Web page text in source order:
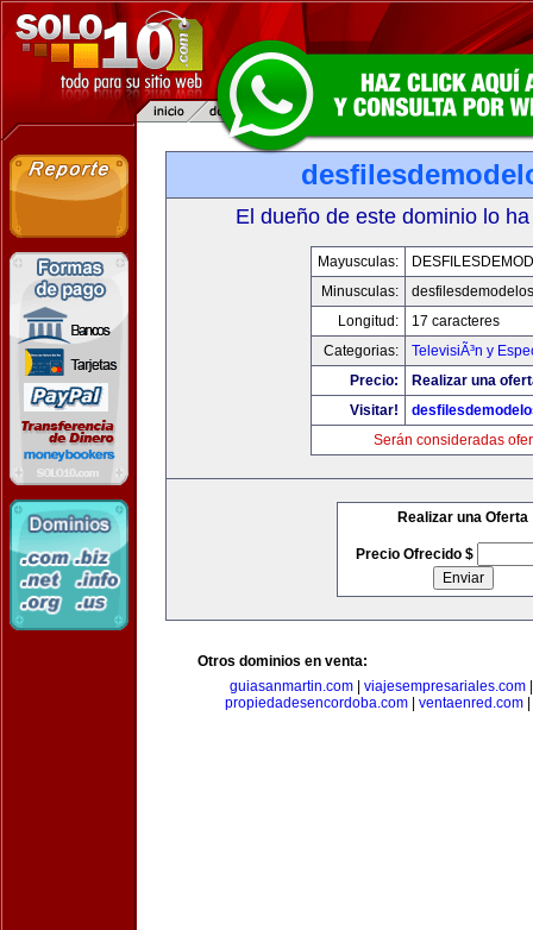
El dueño de este dominio lo
Mayusculas:
Minusculas:
Longitud:
17 caracteres
Categorias:
TelevisiÃ³n y
Precio:
Realizar una
Visitar!
Serán consideradas
Realizar una Oferta
Precio Ofrecido $
Otros dominios en venta:
guiasanmartin.com| viajesempresariales.com
propiedadesencordoba.com
ventaenred.com